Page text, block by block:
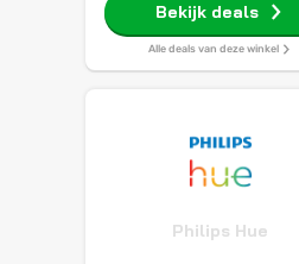
Bekijk deals
Alle deals van deze winkel
Philips Hue